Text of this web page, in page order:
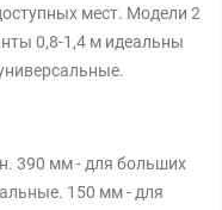
мест. Модели 2
0,8-1,4 м идеальны
390 мм - для больших
150 мм - для